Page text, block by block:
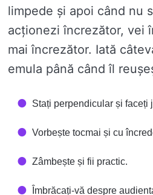
limpede și apoi când nu
acționezi încrezător, vei
mai încrezător. Iată
emula până când îl
Stați perpendicular și faceți
Vorbește tocmai și cu
Zâmbește și fii practic.
Îmbrăcați-vă despre